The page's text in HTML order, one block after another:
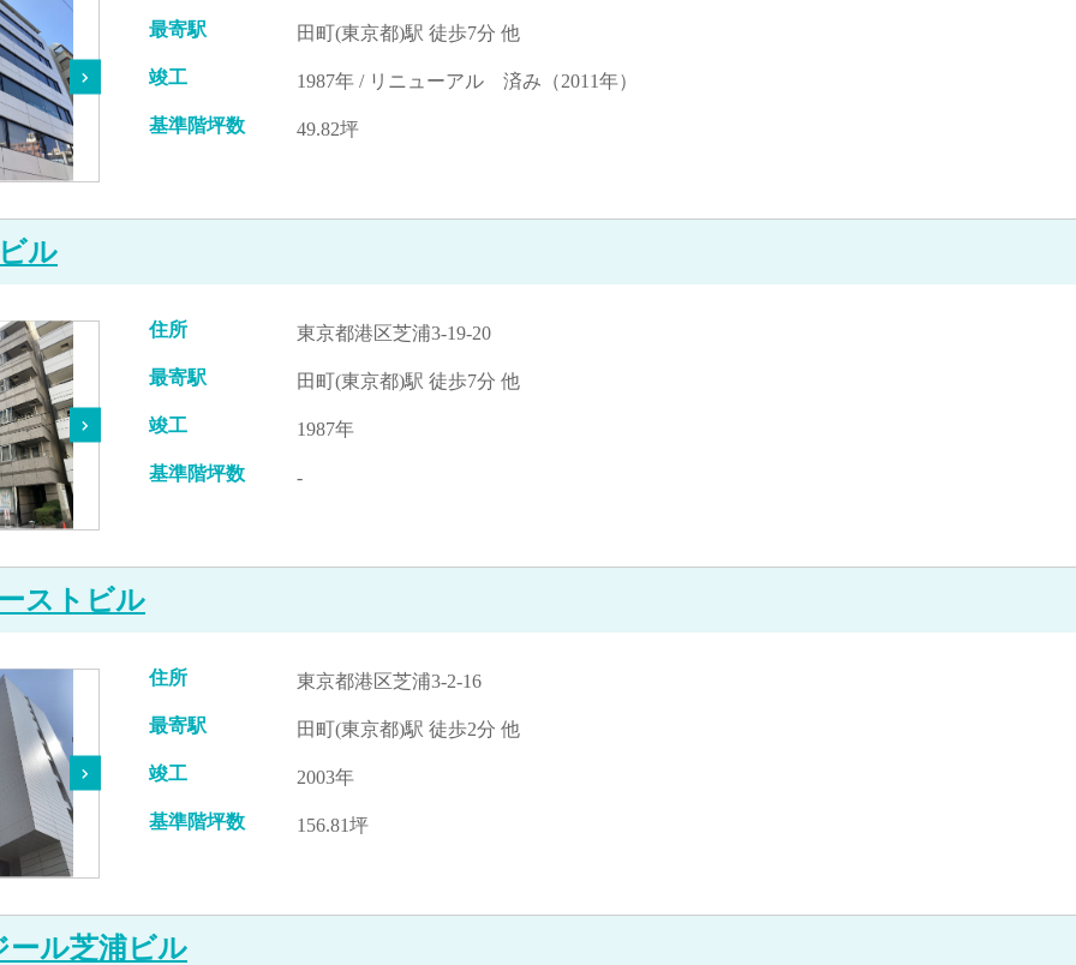
最寄駅 田町(東京都)駅 徒歩7分 他
竣工 1987年 / リニューアル 済み（2011年）
基準階坪数 49.82坪
ル
住所 東京都港区芝浦3-19-20
最寄駅 田町(東京都)駅 徒歩7分 他
竣工 1987年
基準階坪数 -
ストビル
住所 東京都港区芝浦3-2-16
最寄駅 田町(東京都)駅 徒歩2分 他
竣工 2003年
基準階坪数 156.81坪
ール芝浦ビル